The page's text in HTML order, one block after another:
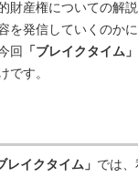
財産権についての解
を発信していくのか
回
「ブレイクタイム」
です。
レイクタイム」 では、